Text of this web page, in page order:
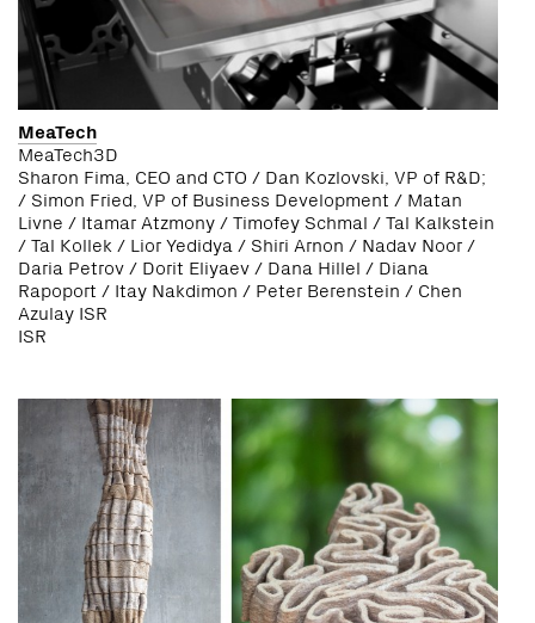
MeaTech
MeaTech3D
Sharon Fima, CEO and CTO / Dan Kozlovski, VP of R&D;
/ Simon Fried, VP of Business Development / Matan
Livne / Itamar Atzmony / Timofey Schmal / Tal Kalkstein
/ Tal Kollek / Lior Yedidya / Shiri Arnon / Nadav Noor /
Daria Petrov / Dorit Eliyaev / Dana Hillel / Diana
Rapoport / Itay Nakdimon / Peter Berenstein / Chen
Azulay ISR
ISR